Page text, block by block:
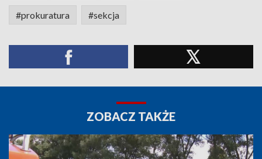
#prokuratura #sekcja
ZOBACZ TAKŻE